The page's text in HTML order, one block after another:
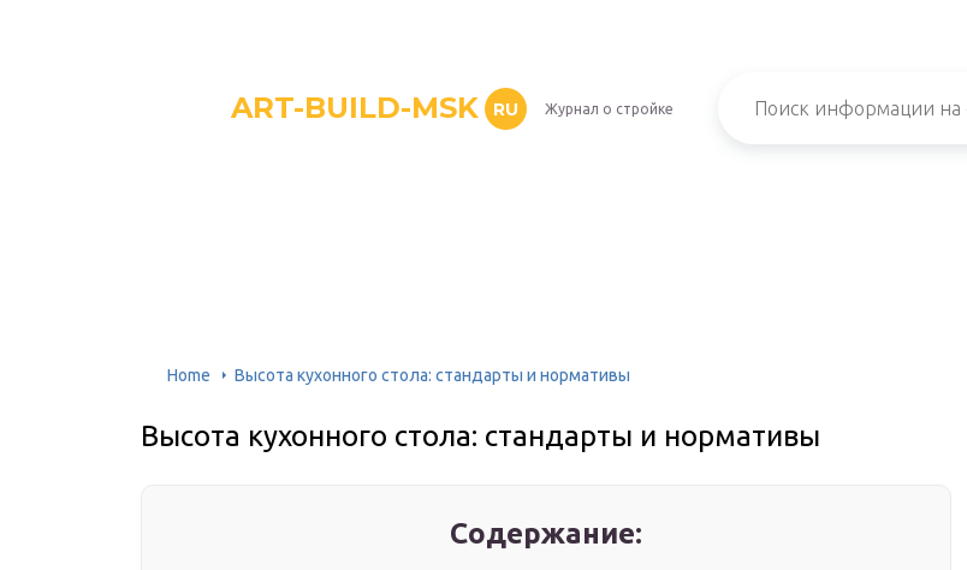
ART-BUILD-MSK RU Журнал о стройке
Home Высота кухонного стола: стандарты и нормативы
Высота кухонного стола: стандарты и нормативы
Содержание: